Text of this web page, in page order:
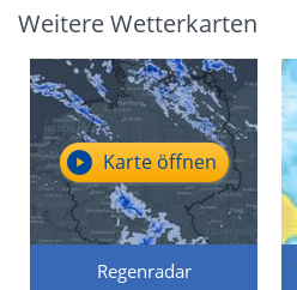
Weitere Wetterkarten
Regenradar
Karte öffnen